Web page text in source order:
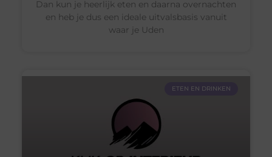
Dan kun je heerlijk eten en daarna overnachten
en heb je dus een ideale uitvalsbasis vanuit
waar je Uden
ETEN EN DRINKEN